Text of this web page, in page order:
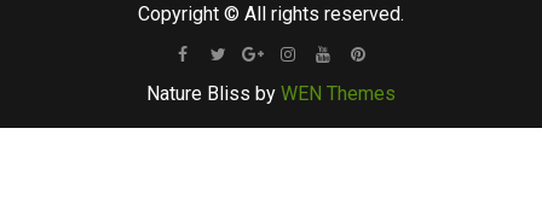
Copyright © All rights reserved.
Facebook
TwitterGoogleInstagram
YoutubePinterest
Nature Bliss by WEN Themes